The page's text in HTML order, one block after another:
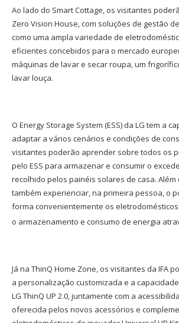
Ao lado do Smart Cottage, os visitantes
Zero Vision House, com soluções de gestão
como uma ampla variedade de
eficientes concebidos para o mercado
máquinas de lavar e secar roupa, um
lavar louça.
O Energy Storage System (ESS) da LG tem a
adaptar a vários cenários e condições de
visitantes poderão aprender sobre todos os
pelo ESS para armazenar e consumir o
recolhido pelos painéis solares de casa.
também experienciar, na primeira pessoa, o
forma convenientemente os
o armazenamento e consumo de energia
Já na ThinQ Home Zone, os visitantes da IFA
a personalização customizada e a
LG ThinQ UP 2.0, juntamente com a
oferecida pelos novos acessórios e